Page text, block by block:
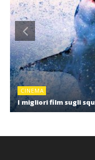
CINEMA
I migliori film sugli